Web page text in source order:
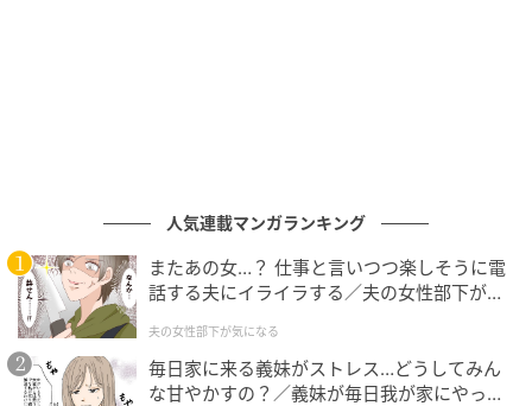
■BIGポケットジャケットカーディガン 1,969円(税
込)→値下げ770円(税込)
型崩れしにくいのが嬉しいカーディガン
人気連載マンガランキング
またあの女…？ 仕事と言いつつ楽しそうに電
話する夫にイライラする／夫の女性部下が気
夫の女性部下が気になる
毎日家に来る義妹がストレス…どうしてみん
な甘やかすの？／義妹が毎日我が家にやって